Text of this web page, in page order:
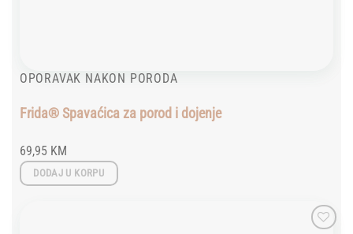
OPORAVAK NAKON PORODA
Frida® Spavaćica za porod i dojenje
69,95 KM
DODAJ U KORPU